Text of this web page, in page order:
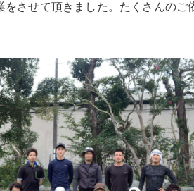
をさせて頂きました。たくさんのご